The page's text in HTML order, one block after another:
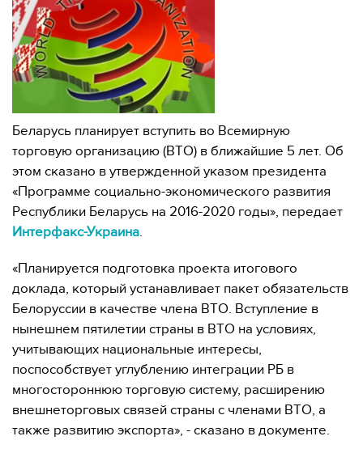
Беларусь планирует вступить во Всемирную
торговую организацию (ВТО) в ближайшие 5 лет. Об
этом сказано в утвержденной указом президента
«Программе социально-экономического развития
Республики Беларусь на 2016-2020 годы», передает
Интерфакс-Украина.
«Планируется подготовка проекта итогового
доклада, который устанавливает пакет обязательств
Белоруссии в качестве члена ВТО. Вступление в
нынешнем пятилетии страны в ВТО на условиях,
учитывающих национальные интересы,
поспособствует углублению интеграции РБ в
многостороннюю торговую систему, расширению
внешнеторговых связей страны с членами ВТО, а
также развитию экспорта», - сказано в документе.